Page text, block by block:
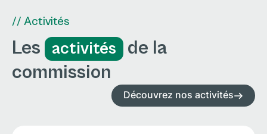
// Activités
Les activités
de la
commission
Découvrez nos activités